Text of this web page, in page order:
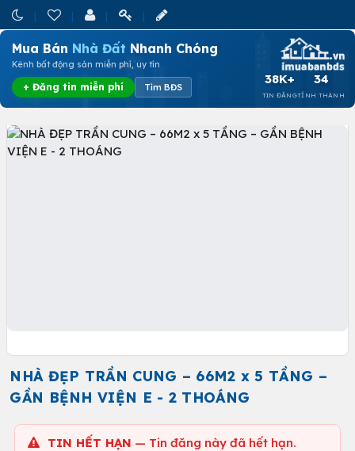
Mua Bán Nhà Đất Nhanh Chóng
Kênh bất động sản miễn phí, uy tín
+ Đăng tin miễn phí Tìm BĐS
38K+
TIN ĐĂNG
34
TỈNH THÀNH
NHÀ ĐẸP TRẦN CUNG – 66M2 x 5 TẦNG –
GẦN BỆNH VIỆN E - 2 THOÁNG
TIN HẾT HẠN — Tin đăng này đã hết hạn.